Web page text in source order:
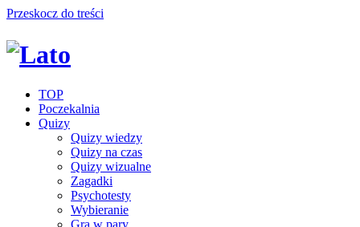
Przeskocz do treści
TOP
Poczekalnia
Quizy
Quizy wiedzy
Quizy na czas
Quizy wizualne
Zagadki
Psychotesty
Wybieranie
Gra w pary